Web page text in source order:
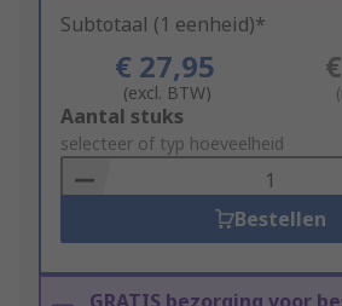
Subtotaal (1 eenheid)*
€ 27,95
(excl. BTW)
Add
to
Basket
Aantal stuks
selecteer of typ hoeveelheid
Bestellen